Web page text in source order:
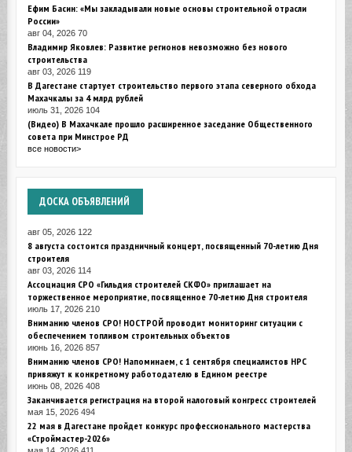
Ефим Басин: «Мы закладывали новые основы строительной отрасли
России»
авг 04, 2026 70
Владимир Яковлев: Развитие регионов невозможно без нового
строительства
авг 03, 2026 119
В Дагестане стартует строительство первого этапа северного обхода
Махачкалы за 4 млрд рублей
июль 31, 2026 104
(Видео) В Махачкале прошло расширенное заседание Общественного
совета при Минстрое РД
все новости>
ДОСКА ОБЪЯВЛЕНИЙ
авг 05, 2026 122
8 августа состоится праздничный концерт, посвященный 70-летию Дня
строителя
авг 03, 2026 114
Ассоциация СРО «Гильдия строителей СКФО» приглашает на
торжественное мероприятие, посвященное 70-летию Дня строителя
июль 17, 2026 210
Вниманию членов СРО! НОСТРОЙ проводит мониторинг ситуации с
обеспечением топливом строительных объектов
июнь 16, 2026 857
Вниманию членов СРО! Напоминаем, с 1 сентября специалистов НРС
привяжут к конкретному работодателю в Едином реестре
июнь 08, 2026 408
Заканчивается регистрация на второй налоговый конгресс строителей
мая 15, 2026 494
22 мая в Дагестане пройдет конкурс профессионального мастерства
«Строймастер-2026»
мая 14, 2026 411